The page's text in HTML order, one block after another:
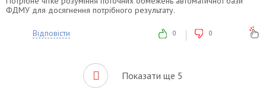
ФДМУ для досягнення потрібного результату.
Відповісти 0 0
Показати ще 5